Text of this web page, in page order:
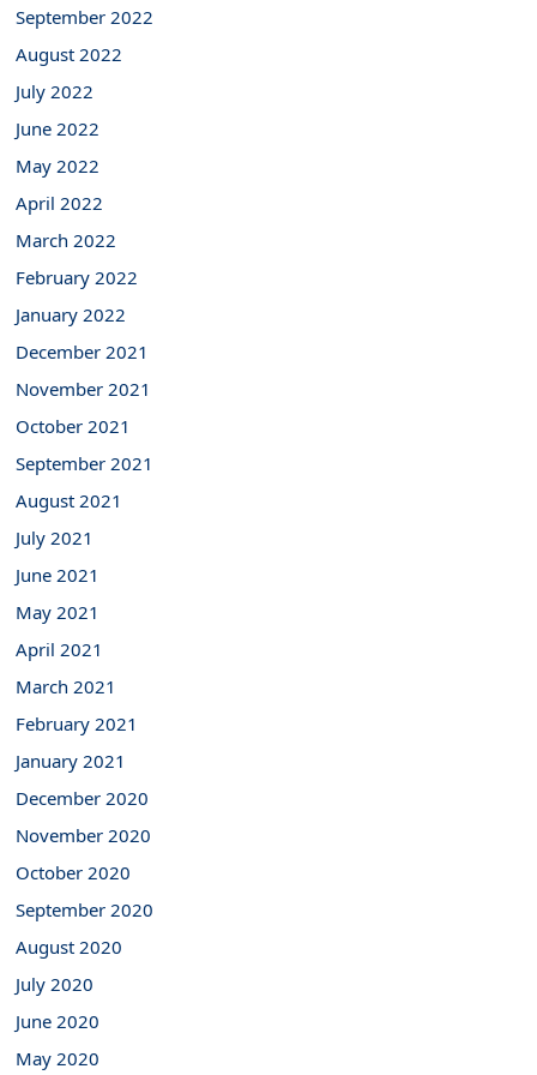
September 2022
August 2022
July 2022
June 2022
May 2022
April 2022
March 2022
February 2022
January 2022
December 2021
November 2021
October 2021
September 2021
August 2021
July 2021
June 2021
May 2021
April 2021
March 2021
February 2021
January 2021
December 2020
November 2020
October 2020
September 2020
August 2020
July 2020
June 2020
May 2020